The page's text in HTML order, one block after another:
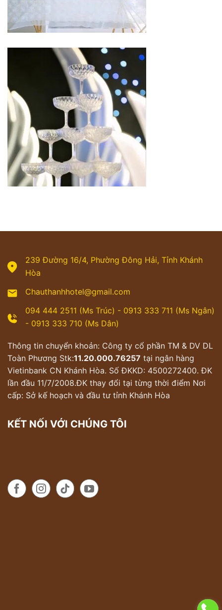
239 Đường 16/4, Phường Đông Hải, Tỉnh Khánh
Hòa
Chauthanhhotel@gmail.com
094 444 2511 (Ms Trúc) - 0913 333 711 (Ms Ngân)
- 0913 333 710 (Ms Dân)
Thông tin chuyển khoản: Công ty cổ phần TM & DV DL
Toàn Phương Stk:11.20.000.76257 tại ngân hàng
Vietinbank CN Khánh Hòa. Số ĐKKD: 4500272400. ĐK
lần đầu 11/7/2008.ĐK thay đổi tại từng thời điểm Nơi
cấp: Sở kế hoạch và đầu tư tỉnh Khánh Hòa
KẾT NỐI VỚI CHÚNG TÔI